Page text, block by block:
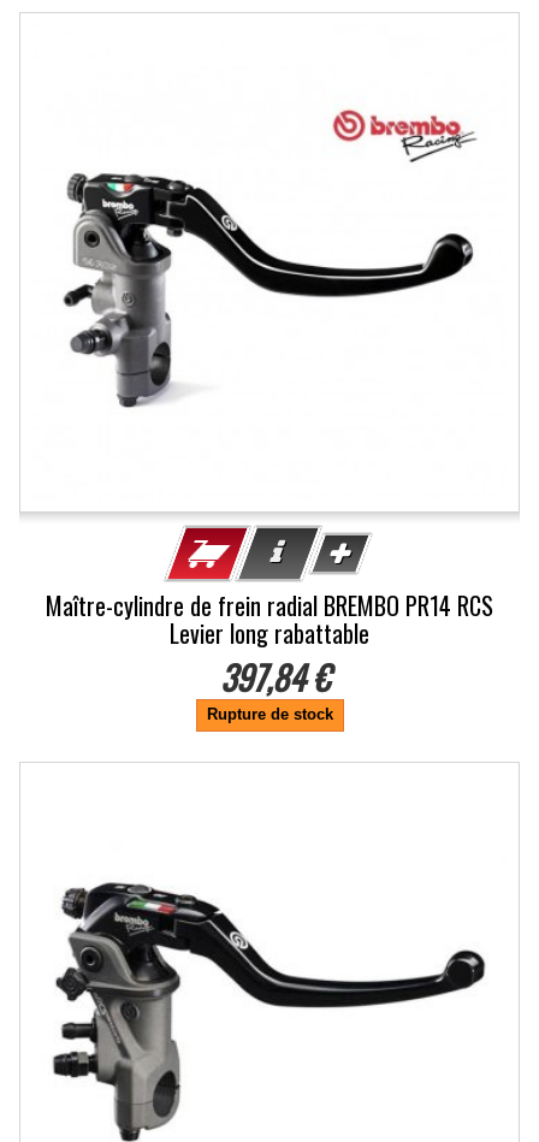
Maître-cylindre de frein radial BREMBO PR14 RCS
Levier long rabattable
397,84 €
Rupture de stock